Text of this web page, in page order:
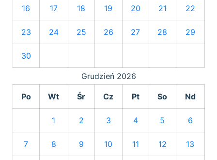
16 17 18 19 20 21 22
23 24 25 26 27 28 29
30
Grudzień 2026
Po Wt Śr Cz Pt So Nd
1 2 3 4 5 6
7 8 9 10 11 12 13